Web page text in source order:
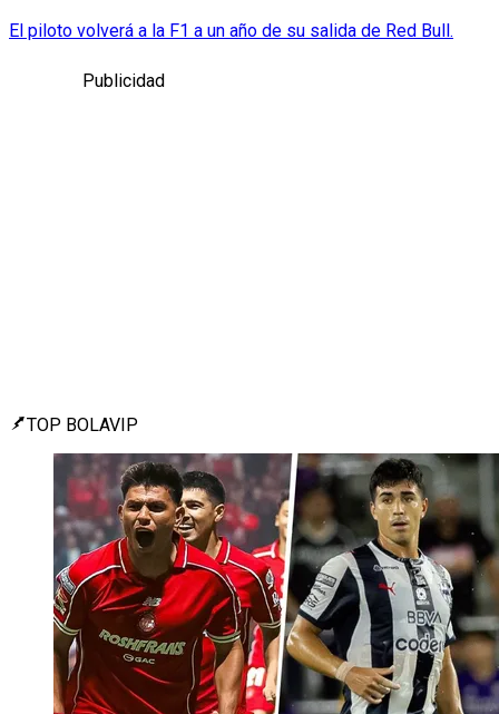
El piloto volverá a la F1 a un año de su salida de Red Bull.
Publicidad
TOP BOLAVIP